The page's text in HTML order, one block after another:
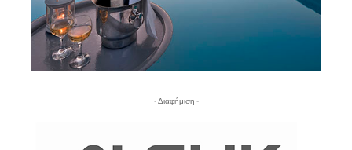
- Διαφήμιση -